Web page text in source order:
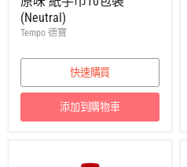
(Neutral)
Tempo 德寶
快速購買
添加到購物車